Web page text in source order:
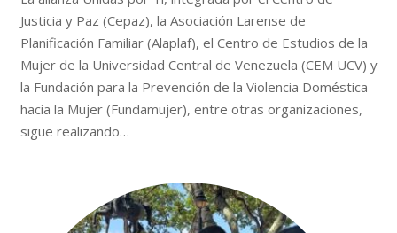
Justicia y Paz (Cepaz), la Asociación Larense de
Planificación Familiar (Alaplaf), el Centro de Estudios de la
Mujer de la Universidad Central de Venezuela (CEM UCV) y
la Fundación para la Prevención de la Violencia Doméstica
hacia la Mujer (Fundamujer), entre otras organizaciones,
sigue realizando…